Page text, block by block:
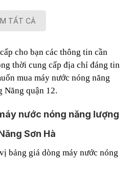
TẤT CẢ
cho bạn các thông tin cần
thời cung cấp địa chỉ đáng tin
mua máy nước nóng năng
Năng quận 12.
nước nóng năng lượng
Sơn Hà
bảng giá dòng máy nước nóng